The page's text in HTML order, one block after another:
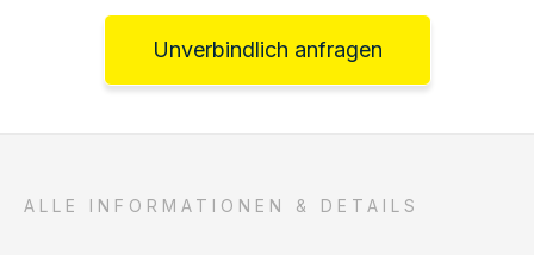
Unverbindlich anfragen
ALLE INFORMATIONEN & DETAILS